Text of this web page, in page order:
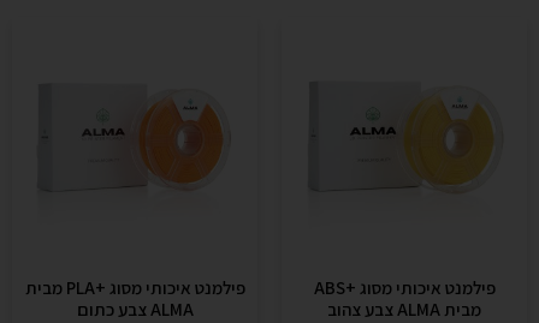
פילמנט איכותי מסוג +ABS
מבית ALMA צבע צהוב
פילמנט איכותי מסוג +PLA מבית
ALMA צבע כתום